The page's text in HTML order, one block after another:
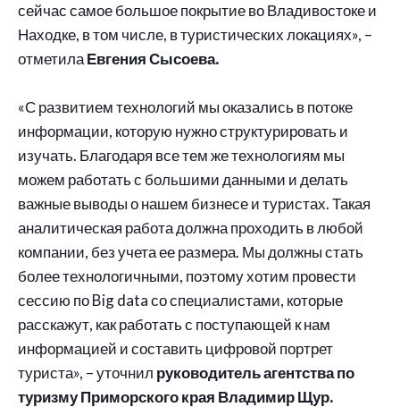
сейчас самое большое покрытие во Владивостоке и
Находке, в том числе, в туристических локациях», –
отметилаЕвгения Сысоева.
«С развитием технологий мы оказались в потоке
информации, которую нужно структурировать и
изучать. Благодаря все тем же технологиям мы
можем работать с большими данными и делать
важные выводы о нашем бизнесе и туристах. Такая
аналитическая работа должна проходить в любой
компании, без учета ее размера. Мы должны стать
более технологичными, поэтому хотим провести
сессию по Big data со специалистами, которые
расскажут, как работать с поступающей к нам
информацией и составить цифровой портрет
туриста», – уточнил руководитель агентства по
туризму Приморского края Владимир Щур.